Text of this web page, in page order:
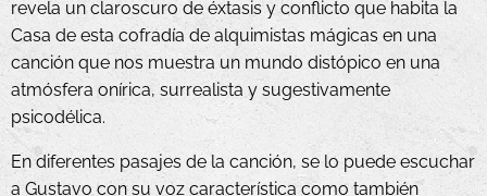
revela un claroscuro de éxtasis y conflicto que habita la
Casa de esta cofradía de alquimistas mágicas en una
canción que nos muestra un mundo distópico en una
atmósfera onírica, surrealista y sugestivamente
psicodélica.
En diferentes pasajes de la canción, se lo puede escuchar
a Gustavo con su voz característica como también